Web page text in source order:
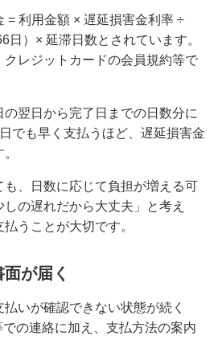
ブ
ブ
= 利用金額 × 遅延損害金利率 ÷
日）× 延滞日数とされています。
レジットカードの会員規約等で
翌日から完了日までの日数分に
でも早く支払うほど、遅延損害金
、日数に応じて負担が増える可
の遅れだから大丈夫」と考え
うことが大切です。
が届く
いが確認できない状態が続く
の連絡に加え、支払方法の案内